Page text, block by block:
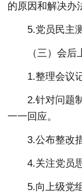
的原因和解决办
5.党员民主
（三）会后
1.整理会议
2.针对问题
一一回应。
3.公布整改
4.关注党员
5.向上级党